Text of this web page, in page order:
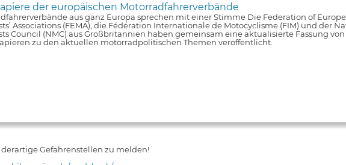
der europäischen Motorradfahrerverbände
aus ganz Europa sprechen mit einer Stimme Die Federation of
Associations (FEMA), die Fédération Internationale de Motocyclisme (FIM) und der
Council (NMC) aus Großbritannien haben gemeinsam eine aktualisierte Fassung von
zu den aktuellen motorradpolitischen Themen veröffentlicht.
Gefahrenstellen zu melden!